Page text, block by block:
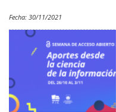
Fecha: 30/11/2021